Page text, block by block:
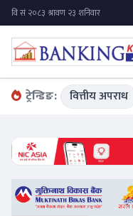
ट्रेन्डिङ: वित्तीय अपराध